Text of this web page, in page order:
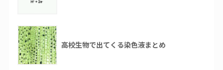
高校生物で出てくる染色液まとめ